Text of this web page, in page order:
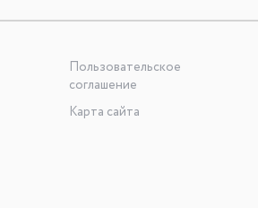
Пользовательское
соглашение
Карта сайта